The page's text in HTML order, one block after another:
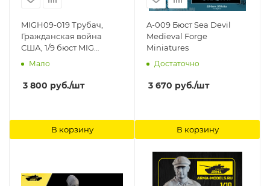
MIGH09-019 Трубач,
Гражданская война
США, 1/9 бюст MIG
Productions
Мало
3 800 руб./шт
В корзину
A-009 Бюст Sea Devil
Medieval Forge
Miniatures
Достаточно
3 670 руб./шт
В корзину